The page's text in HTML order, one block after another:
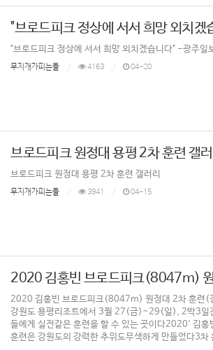
"브로드피크 정상에 서서 희망 외치
"브로드피크 정상에 서서 희망 외치겠습니다" -광주
무지개가피는돌 4163 04-20
브로드피크 원정대 용평 2차 훈련 갤
브로드피크 원정대 용평 2차 훈련 갤러리
무지개가피는돌 3941 04-15
2020 김홍빈 브로드피크(8047m)
2020 김홍빈 브로드피크(8047m) 원정대 2차 훈련(
강원도 용평리조트에서 3월 27(금)~29(일), 2박3일
들에게 실전같은 훈련을 할 수 있는 곳이다2020' 김홍
훈련은 강원도의 강력한 추위도무색하게 만들었다